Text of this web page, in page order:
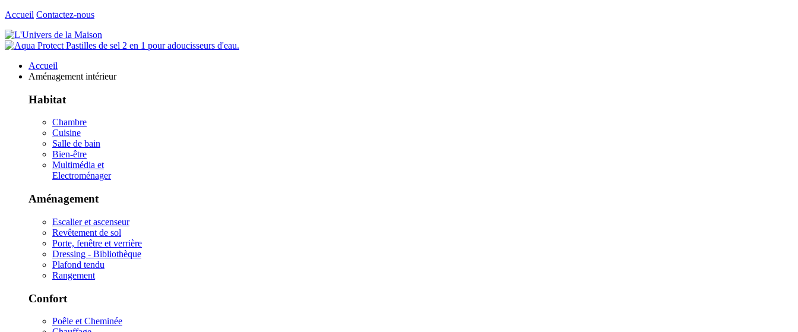
Accueil Contactez-nous
Accueil
Aménagement intérieur
Habitat
Chambre
Cuisine
Salle de bain
Bien-être
Multimédia et
Electroménager
Aménagement
Escalier et ascenseur
Revêtement de sol
Porte, fenêtre et verrière
Dressing - Bibliothèque
Plafond tendu
Rangement
Confort
Poêle et Cheminée